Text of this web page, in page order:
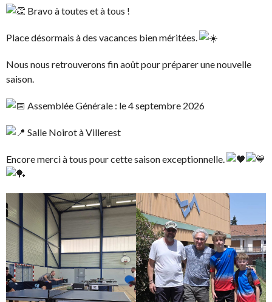
Bravo à toutes et à tous !
Place désormais à des vacances bien méritées.
Nous nous retrouverons fin août pour préparer une nouvelle
saison.
Assemblée Générale : le 4 septembre 2026
Salle Noirot à Villerest
Encore merci à tous pour cette saison exceptionnelle.